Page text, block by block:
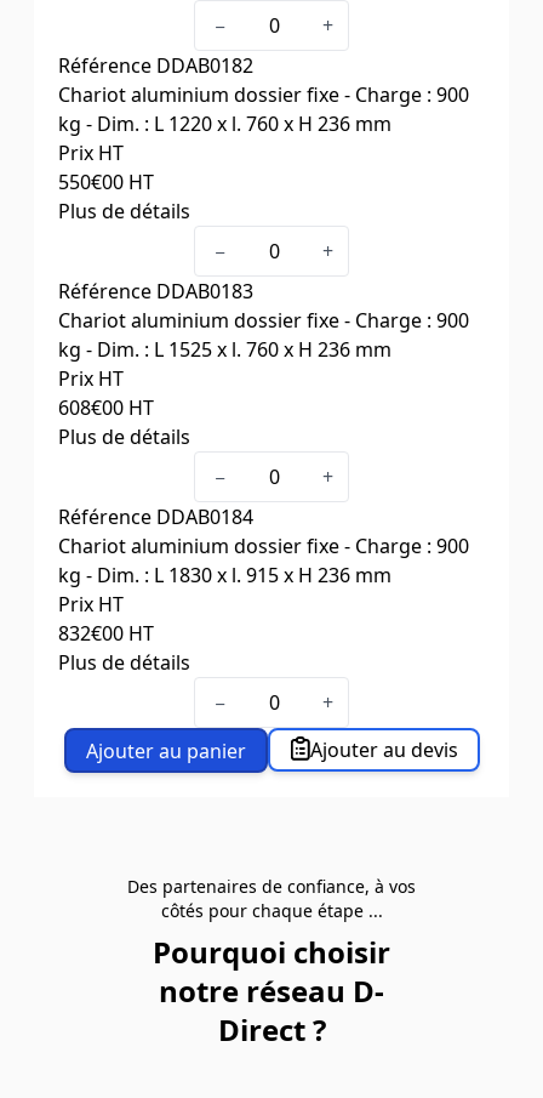
Dim. plateforme l x L x H (mm)610 x 1220 x
236
Poids (kg)25,5
−
+
Référence DDAB0182
Chariot aluminium dossier fixe - Charge : 900
kg - Dim. : L 1220 x l. 760 x H 236 mm
Prix HT
550€00 HT
Plus de détails
Dim. plateforme l x L x H (mm)760 x 1220 x
236
Poids (kg)28
−
+
Référence DDAB0183
Chariot aluminium dossier fixe - Charge : 900
kg - Dim. : L 1525 x l. 760 x H 236 mm
Prix HT
608€00 HT
Plus de détails
Dim. plateforme l x L x H (mm)760 x 1525 x
236
Poids (kg)33
−
+
Référence DDAB0184
Chariot aluminium dossier fixe - Charge : 900
kg - Dim. : L 1830 x l. 915 x H 236 mm
Prix HT
832€00 HT
Plus de détails
Dim. plateforme l x L x H (mm)915 x 1830 x
236
Poids (kg)38,5
−
+
Ajouter au panier
Ajouter au devis
Des partenaires de confiance, à vos
côtés pour chaque étape ...
Pourquoi choisir
notre réseau D-
Direct ?